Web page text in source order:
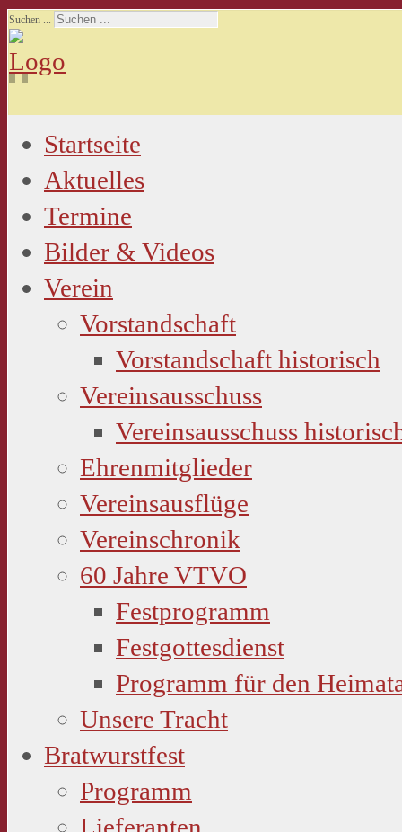
Suchen ...
Startseite
Aktuelles
Termine
Bilder & Videos
Verein
Vorstandschaft
Vorstandschaft historisch
Vereinsausschuss
Vereinsausschuss
Ehrenmitglieder
Vereinsausflüge
Vereinschronik
60 Jahre VTVO
Festprogramm
Festgottesdienst
Programm für den
Unsere Tracht
Bratwurstfest
Programm